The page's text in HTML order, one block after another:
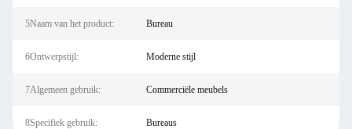
5Naam van het product: Bureau
6Ontwerpstijl: Moderne stijl
7Algemeen gebruik: Commerciële meubels
8Specifiek gebruik: Bureaus